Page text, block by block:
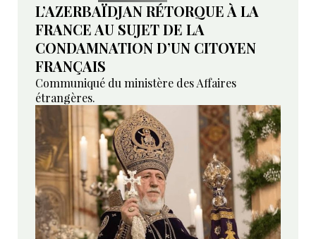
L’AZERBAÏDJAN RÉTORQUE À LA
FRANCE AU SUJET DE LA
CONDAMNATION D’UN CITOYEN
FRANÇAIS
Communiqué du ministère des Affaires
étrangères.